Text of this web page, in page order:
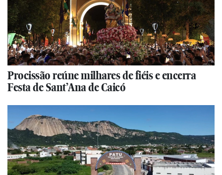
Procissão reúne milhares de fiéis e encerra
Festa de Sant’Ana de Caicó